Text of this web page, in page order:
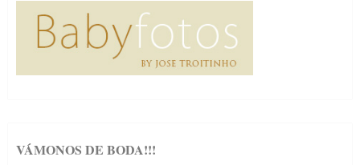
VÁMONOS DE BODA!!!